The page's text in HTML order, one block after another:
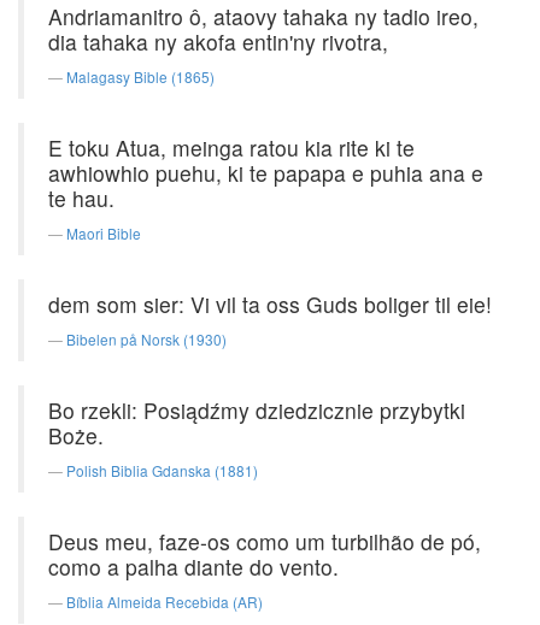
Andriamanitro ô, ataovy tahaka ny tadio ireo,
dia tahaka ny akofa entin'ny rivotra,
Malagasy Bible (1865)
E toku Atua, meinga ratou kia rite ki te
awhiowhio puehu, ki te papapa e puhia ana e
te hau.
Maori Bible
dem som sier: Vi vil ta oss Guds boliger til eie!
Bibelen på Norsk (1930)
Bo rzekli: Posiądźmy dziedzicznie przybytki
Boże.
Polish Biblia Gdanska (1881)
Deus meu, faze-os como um turbilhão de pó,
como a palha diante do vento.
Bíblia Almeida Recebida (AR)